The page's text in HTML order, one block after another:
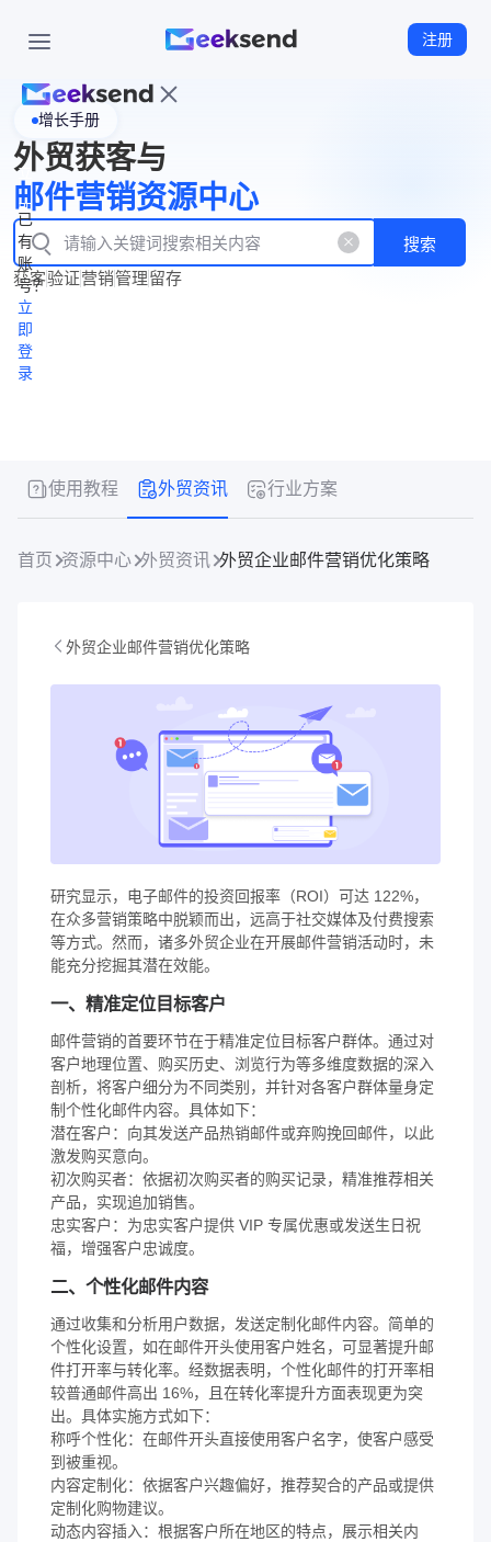
注册
页
WhatsApp
企业号
New
产
品
功
能
产
品
价
格
资
源
中
心
立
即
注
册
已
有
账
号？
立
即
登
录
增长手册
外贸获客与
邮件营销资源中心
搜索
获客验证营销管理留存
使用教程 外贸资讯 行业方案
首页 资源中心 外贸资讯 外贸企业邮件营销优化策略
外贸企业邮件营销优化策略
研究显示，电子邮件的投资回报率（ROI）可达 122%，
在众多营销策略中脱颖而出，远高于社交媒体及付费搜索
等方式。然而，诸多外贸企业在开展邮件营销活动时，未
能充分挖掘其潜在效能。
一、精准定位目标客户
邮件营销的首要环节在于精准定位目标客户群体。通过对
客户地理位置、购买历史、浏览行为等多维度数据的深入
剖析，将客户细分为不同类别，并针对各客户群体量身定
制个性化邮件内容。具体如下：
潜在客户：向其发送产品热销邮件或弃购挽回邮件，以此
激发购买意向。
初次购买者：依据初次购买者的购买记录，精准推荐相关
产品，实现追加销售。
忠实客户：为忠实客户提供 VIP 专属优惠或发送生日祝
福，增强客户忠诚度。
二、个性化邮件内容
通过收集和分析用户数据，发送定制化邮件内容。简单的
个性化设置，如在邮件开头使用客户姓名，可显著提升邮
件打开率与转化率。经数据表明，个性化邮件的打开率相
较普通邮件高出 16%，且在转化率提升方面表现更为突
出。具体实施方式如下：
称呼个性化：在邮件开头直接使用客户名字，使客户感受
到被重视。
内容定制化：依据客户兴趣偏好，推荐契合的产品或提供
定制化购物建议。
动态内容插入：根据客户所在地区的特点，展示相关内